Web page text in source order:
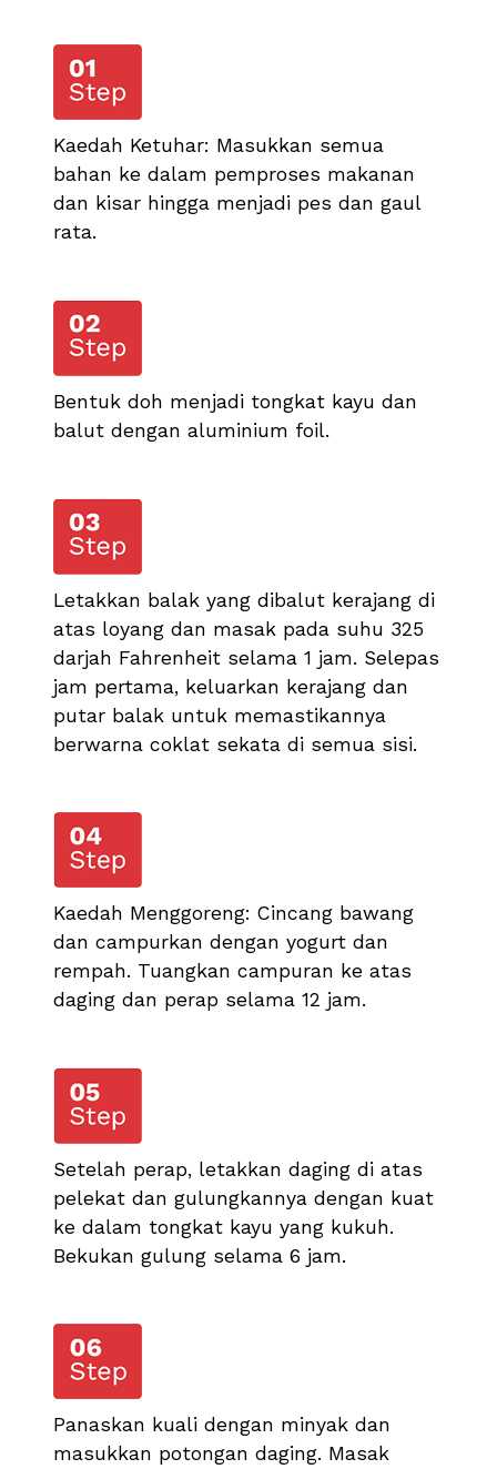
Kaedah Ketuhar: Masukkan semua
bahan ke dalam pemproses makanan
dan kisar hingga menjadi pes dan gaul
rata.
Bentuk doh menjadi tongkat kayu dan
balut dengan aluminium foil.
Letakkan balak yang dibalut kerajang di
atas loyang dan masak pada suhu 325
darjah Fahrenheit selama 1 jam. Selepas
jam pertama, keluarkan kerajang dan
putar balak untuk memastikannya
berwarna coklat sekata di semua sisi.
Kaedah Menggoreng: Cincang bawang
dan campurkan dengan yogurt dan
rempah. Tuangkan campuran ke atas
daging dan perap selama 12 jam.
Setelah perap, letakkan daging di atas
pelekat dan gulungkannya dengan kuat
ke dalam tongkat kayu yang kukuh.
Bekukan gulung selama 6 jam.
Panaskan kuali dengan minyak dan
masukkan potongan daging. Masak